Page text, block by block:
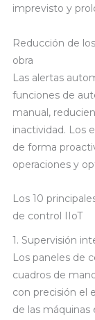
imprevisto y
Reducción de
obra
Las alertas
funciones de
manual,
inactividad. Los
de forma
operaciones y
Los 10
de control IIoT
1. Supervisión
Los paneles de
cuadros de
con precisión el
de las máquinas